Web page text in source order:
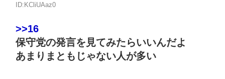
ID:KCliUAaz0
>>16
保守党の発言を見てみたらいいんだよ
あまりまともじゃない人が多い